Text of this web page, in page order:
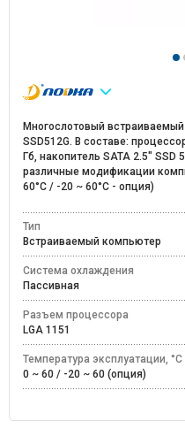
Многослотовый
SSD512G. В составе:
Гб, накопитель SATA 2.5"
различные модификации
60°C / -20 ~ 60°C - опция)
Тип
Встраиваемый компьютер
Система охлаждения
Пассивная
Разъем процессора
LGA 1151
Температура эксплуатации, °C
0 ~ 60 / -20 ~ 60 (опция)